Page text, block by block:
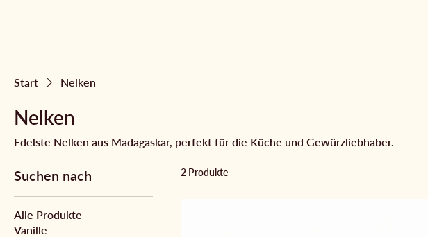
Start Nelken
Nelken
Edelste Nelken aus Madagaskar, perfekt für die Küche und Gewürzliebhaber.
Suchen nach
Alle Produkte
Vanille
2 Produkte